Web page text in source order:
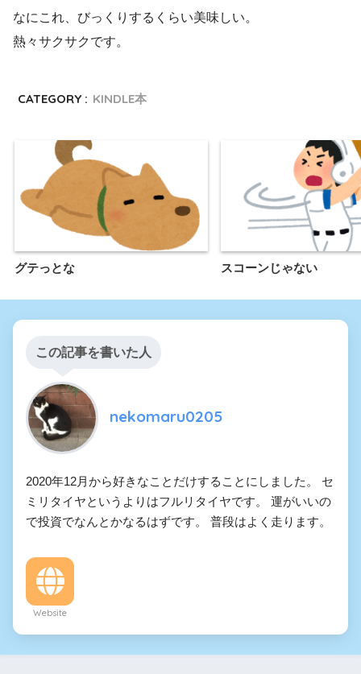
なにこれ、びっくりするくらい美味しい。
熱々サクサクです。
CATEGORY : KINDLE本
グテっとな スコーンじゃない
この記事を書いた人
nekomaru0205
2020年12月から好きなことだけすることにしました。 セ
ミリタイヤというよりはフルリタイヤです。 運がいいの
で投資でなんとかなるはずです。 普段はよく走ります。
Website